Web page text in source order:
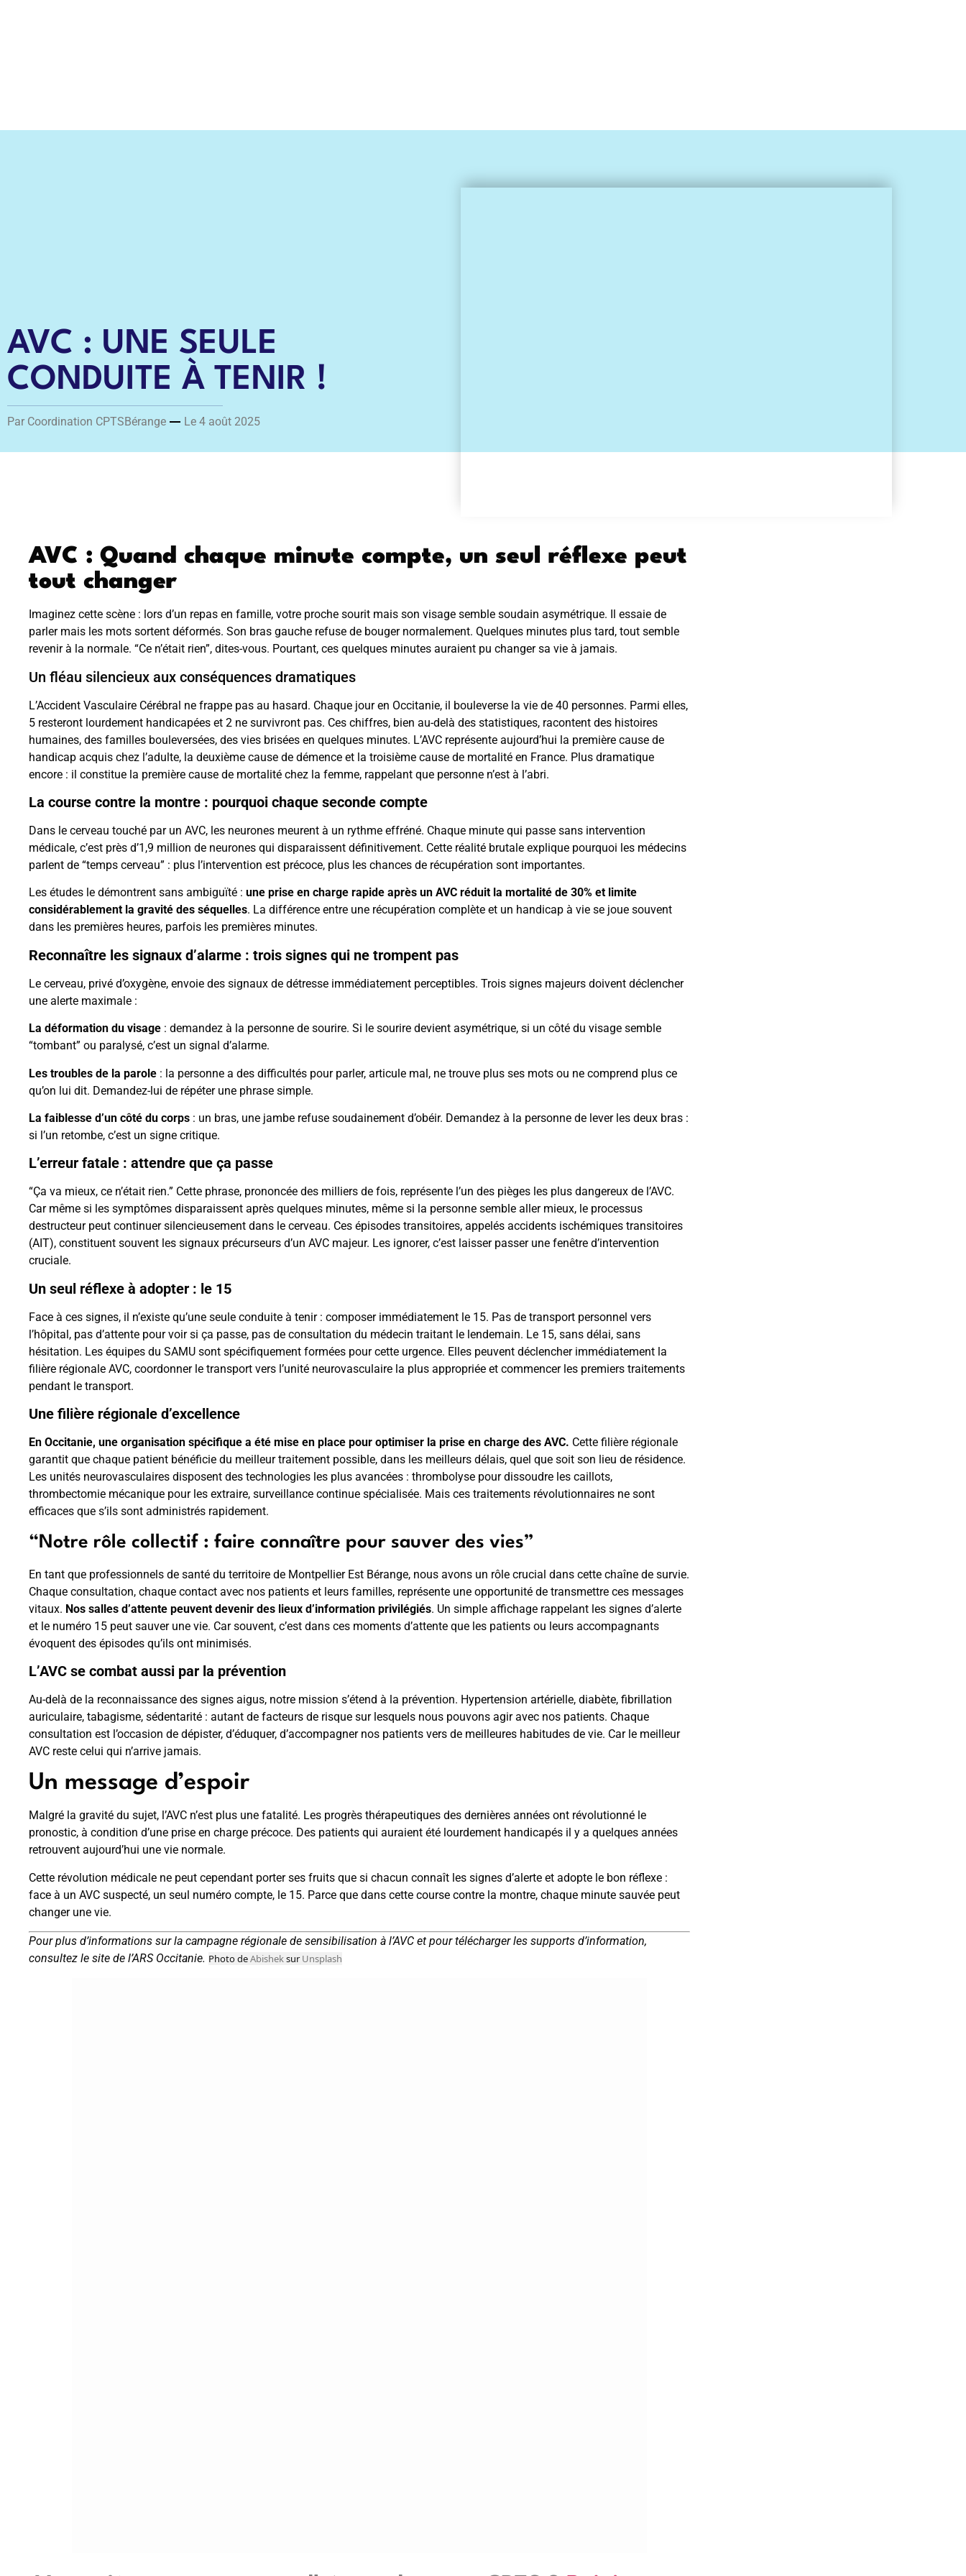
AVC : UNE SEULE
CONDUITE À TENIR !
Par Coordination CPTSBérange Le 4 août 2025
AVC : Quand chaque minute compte, un seul réflexe peut
tout changer
Imaginez cette scène : lors d’un repas en famille, votre proche sourit mais son visage semble soudain asymétrique. Il essaie de
parler mais les mots sortent déformés. Son bras gauche refuse de bouger normalement. Quelques minutes plus tard, tout semble
revenir à la normale. “Ce n’était rien”, dites-vous. Pourtant, ces quelques minutes auraient pu changer sa vie à jamais.
Un fléau silencieux aux conséquences dramatiques
L’Accident Vasculaire Cérébral ne frappe pas au hasard. Chaque jour en Occitanie, il bouleverse la vie de 40 personnes. Parmi elles,
5 resteront lourdement handicapées et 2 ne survivront pas. Ces chiffres, bien au-delà des statistiques, racontent des histoires
humaines, des familles bouleversées, des vies brisées en quelques minutes. L’AVC représente aujourd’hui la première cause de
handicap acquis chez l’adulte, la deuxième cause de démence et la troisième cause de mortalité en France. Plus dramatique
encore : il constitue la première cause de mortalité chez la femme, rappelant que personne n’est à l’abri.
La course contre la montre : pourquoi chaque seconde compte
Dans le cerveau touché par un AVC, les neurones meurent à un rythme effréné. Chaque minute qui passe sans intervention
médicale, c’est près d’1,9 million de neurones qui disparaissent définitivement. Cette réalité brutale explique pourquoi les médecins
parlent de “temps cerveau” : plus l’intervention est précoce, plus les chances de récupération sont importantes.
Les études le démontrent sans ambiguïté : une prise en charge rapide après un AVC réduit la mortalité de 30% et limite
considérablement la gravité des séquelles. La différence entre une récupération complète et un handicap à vie se joue souvent
dans les premières heures, parfois les premières minutes.
Reconnaître les signaux d’alarme : trois signes qui ne trompent pas
Le cerveau, privé d’oxygène, envoie des signaux de détresse immédiatement perceptibles. Trois signes majeurs doivent déclencher
une alerte maximale :
La déformation du visage : demandez à la personne de sourire. Si le sourire devient asymétrique, si un côté du visage semble
“tombant” ou paralysé, c’est un signal d’alarme.
Les troubles de la parole : la personne a des difficultés pour parler, articule mal, ne trouve plus ses mots ou ne comprend plus ce
qu’on lui dit. Demandez-lui de répéter une phrase simple.
La faiblesse d’un côté du corps : un bras, une jambe refuse soudainement d’obéir. Demandez à la personne de lever les deux bras :
si l’un retombe, c’est un signe critique.
L’erreur fatale : attendre que ça passe
“Ça va mieux, ce n’était rien.” Cette phrase, prononcée des milliers de fois, représente l’un des pièges les plus dangereux de l’AVC.
Car même si les symptômes disparaissent après quelques minutes, même si la personne semble aller mieux, le processus
destructeur peut continuer silencieusement dans le cerveau. Ces épisodes transitoires, appelés accidents ischémiques transitoires
(AIT), constituent souvent les signaux précurseurs d’un AVC majeur. Les ignorer, c’est laisser passer une fenêtre d’intervention
cruciale.
Un seul réflexe à adopter : le 15
Face à ces signes, il n’existe qu’une seule conduite à tenir : composer immédiatement le 15. Pas de transport personnel vers
l’hôpital, pas d’attente pour voir si ça passe, pas de consultation du médecin traitant le lendemain. Le 15, sans délai, sans
hésitation. Les équipes du SAMU sont spécifiquement formées pour cette urgence. Elles peuvent déclencher immédiatement la
filière régionale AVC, coordonner le transport vers l’unité neurovasculaire la plus appropriée et commencer les premiers traitements
pendant le transport.
Une filière régionale d’excellence
En Occitanie, une organisation spécifique a été mise en place pour optimiser la prise en charge des AVC. Cette filière régionale
garantit que chaque patient bénéficie du meilleur traitement possible, dans les meilleurs délais, quel que soit son lieu de résidence.
Les unités neurovasculaires disposent des technologies les plus avancées : thrombolyse pour dissoudre les caillots,
thrombectomie mécanique pour les extraire, surveillance continue spécialisée. Mais ces traitements révolutionnaires ne sont
efficaces que s’ils sont administrés rapidement.
“Notre rôle collectif : faire connaître pour sauver des vies”
En tant que professionnels de santé du territoire de Montpellier Est Bérange, nous avons un rôle crucial dans cette chaîne de survie.
Chaque consultation, chaque contact avec nos patients et leurs familles, représente une opportunité de transmettre ces messages
vitaux. Nos salles d’attente peuvent devenir des lieux d’information privilégiés. Un simple affichage rappelant les signes d’alerte
et le numéro 15 peut sauver une vie. Car souvent, c’est dans ces moments d’attente que les patients ou leurs accompagnants
évoquent des épisodes qu’ils ont minimisés.
L’AVC se combat aussi par la prévention
Au-delà de la reconnaissance des signes aigus, notre mission s’étend à la prévention. Hypertension artérielle, diabète, fibrillation
auriculaire, tabagisme, sédentarité : autant de facteurs de risque sur lesquels nous pouvons agir avec nos patients. Chaque
consultation est l’occasion de dépister, d’éduquer, d’accompagner nos patients vers de meilleures habitudes de vie. Car le meilleur
AVC reste celui qui n’arrive jamais.
Un message d’espoir
Malgré la gravité du sujet, l’AVC n’est plus une fatalité. Les progrès thérapeutiques des dernières années ont révolutionné le
pronostic, à condition d’une prise en charge précoce. Des patients qui auraient été lourdement handicapés il y a quelques années
retrouvent aujourd’hui une vie normale.
Cette révolution médicale ne peut cependant porter ses fruits que si chacun connaît les signes d’alerte et adopte le bon réflexe :
face à un AVC suspecté, un seul numéro compte, le 15. Parce que dans cette course contre la montre, chaque minute sauvée peut
changer une vie.
Pour plus d’informations sur la campagne régionale de sensibilisation à l’AVC et pour télécharger les supports d’information,
consultez le site de l’ARS Occitanie. Photo deAbisheksur Unsplash